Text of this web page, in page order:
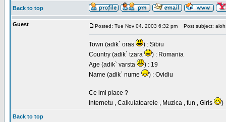
Back to top
Guest Posted: Tue Nov 04, 2003 6:32 pm Post subject:
Town (adik` oras
) : Sibiu
Country (adik` tzara
) : Romania
Age (adik` varsta
) : 19
Name (adik` nume
) : Ovidiu
Ce imi place ?
Internetu , Calkulatoarele , Muzica , fun , Girls
)
Back to top